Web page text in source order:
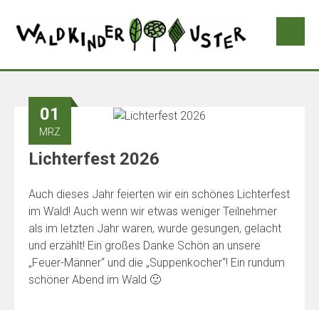
01
MRZ
Lichterfest 2026
Auch dieses Jahr feierten wir ein schönes Lichterfest
im Wald! Auch wenn wir etwas weniger Teilnehmer
als im letzten Jahr waren, wurde gesungen, gelacht
und erzählt! Ein großes Danke Schön an unsere
„Feuer-Männer“ und die „Suppenkocher“! Ein rundum
schöner Abend im Wald 🙂